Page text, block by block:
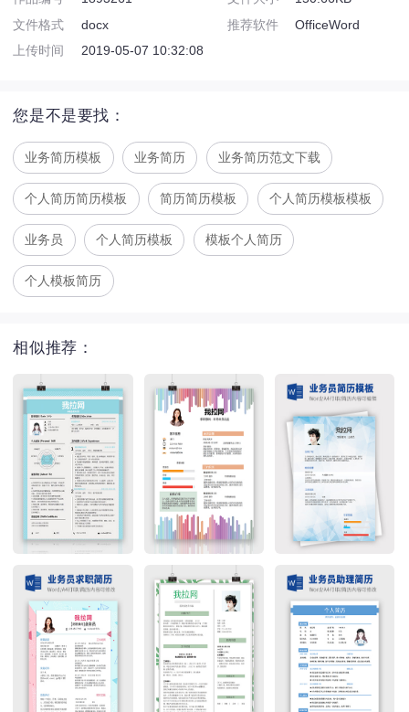
文件格式
docx 推荐软件
OfficeWord
上传时间
2019-05-07 10:32:08
您是不是要找：
业务简历模板 业务简历 业务简历范文下载
个人简历简历模板 简历简历模板 个人简历模板模板
业务员 个人简历模板 模板个人简历
个人模板简历
相似推荐：